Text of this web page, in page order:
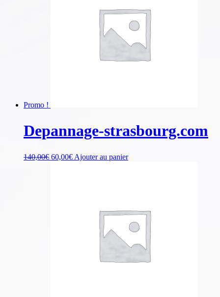
Promo !
Depannage-strasbourg.com
140,00€ 60,00€ Ajouter au panier